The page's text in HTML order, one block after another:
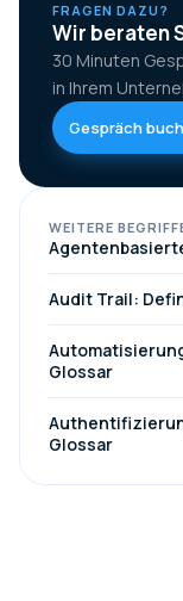
FRAGEN DAZU?
Wir beraten
30 Minuten
in Ihrem
Gespräch
WEITERE
Audit Trail:
Glossar
Glossar